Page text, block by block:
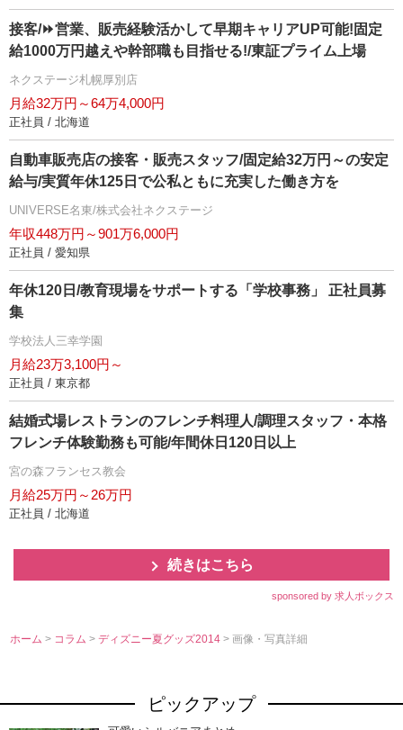
接客/⏩️営業、販売経験活かして早期キャリアUP可能!固定
給1000万円越えや幹部職も目指せる!/東証プライム上場
ネクステージ札幌厚別店
月給32万円～64万4,000円
正社員 / 北海道
自動車販売店の接客・販売スタッフ/固定給32万円～の安定
給与/実質年休125日で公私ともに充実した働き方を
UNIVERSE名東/株式会社ネクステージ
年収448万円～901万6,000円
正社員 / 愛知県
年休120日/教育現場をサポートする「学校事務」 正社員募
集
学校法人三幸学園
月給23万3,100円～
正社員 / 東京都
結婚式場レストランのフレンチ料理人/調理スタッフ・本格
フレンチ体験勤務も可能/年間休日120日以上
宮の森フランセス教会
月給25万円～26万円
正社員 / 北海道
続きはこちら
sponsored by 求人ボックス
ホーム > コラム>ディズニー夏グッズ2014> 画像・写真詳細
ピックアップ